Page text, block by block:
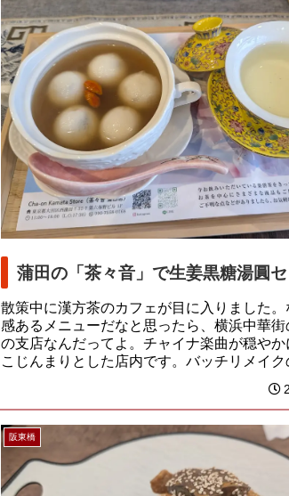
蒲田の「茶々音」で生姜黒糖湯圓セ
散策中に漢方茶のカフェが目に入りました。
感あるメニューだなと思ったら、横浜中華街
の支店なんだってよ。チャイナ楽曲が穏やか
こじんまりとした店内です。バッチリメイク
阪東橋